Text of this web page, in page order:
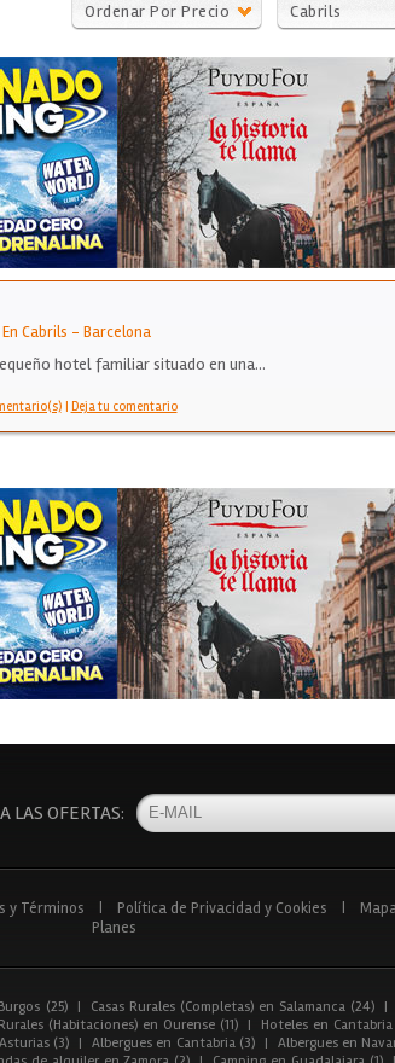
Ordenar Por Precio Cabrils
Cabrils - Barcelona
hotel familiar situado en una…
| Deja tu comentario
LAS OFERTAS:
y Términos Política de Privacidad y Cookies
Planes
(25) | Casas Rurales (Completas) en Salamanca (24) |
(Habitaciones) en Ourense (11) | Hoteles en Cantabria
(3) | Albergues en Cantabria (3) | Albergues en